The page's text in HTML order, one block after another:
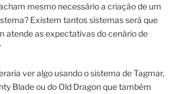
mesmo necessário a criação de um
Existem tantos sistemas será que
atende as expectativas do cenário de
ver algo usando o sistema de Tagmar,
Blade ou do Old Dragon que também